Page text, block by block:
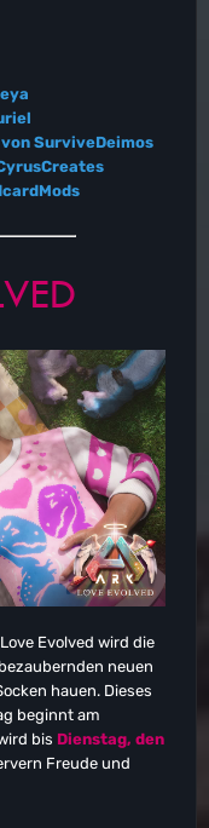
von SurviveDeimos
Evolved wird die
neuen
hauen. Dieses
beginnt am
bis Dienstag, den
Freude und